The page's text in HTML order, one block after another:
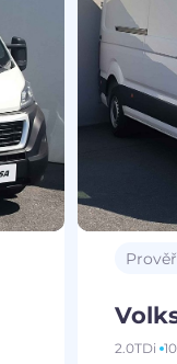
2.0TDi